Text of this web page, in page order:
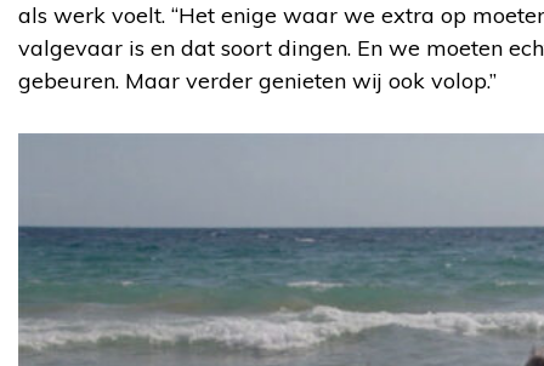
als werk voelt. “Het enige waar we extra op
valgevaar is en dat soort dingen. En we moeten
gebeuren. Maar verder genieten wij ook volop.”